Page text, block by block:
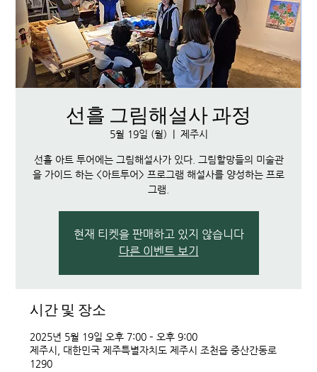
선흘 그림해설사 과정
5월 19일 (월) 제주시
선흘 아트 투어에는 그림해설사가 있다. 그림할망들의 미술관
을 가이드 하는 <아트투어> 프로그램 해설사를 양성하는 프로
그램.
현재 티켓을 판매하고 있지 않습니다
다른 이벤트 보기
시간 및 장소
2025년 5월 19일 오후 7:00 – 오후 9:00
제주시, 대한민국 제주특별자치도 제주시 조천읍 중산간동로
1290